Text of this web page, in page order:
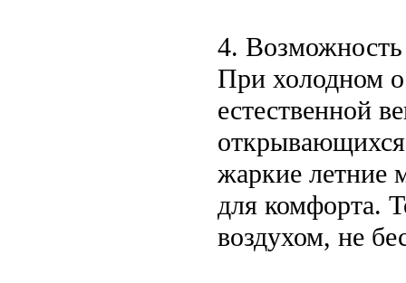
4.
При холодном
естественной
жаркие летние
для комфорта.
воздухом, не